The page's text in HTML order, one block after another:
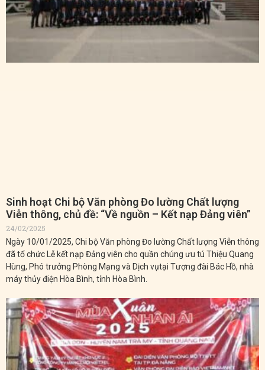
Sinh hoạt Chi bộ Văn phòng Đo lường Chất lượng
Viễn thông, chủ đề: “Về nguồn – Kết nạp Đảng viên”
24/02/2025
Ngày 10/01/2025, Chi bộ Văn phòng Đo lường Chất lượng Viễn thông
đã tổ chức Lễ kết nạp Đảng viên cho quần chúng ưu tú Thiệu Quang
Hùng, Phó trưởng Phòng Mạng và Dịch vụtại Tượng đài Bác Hồ, nhà
máy thủy điện Hòa Bình, tỉnh Hòa Bình.